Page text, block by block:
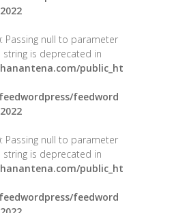
2022
Passing null to parameter
string is deprecated in
public_ht
feedword
2022
Passing null to parameter
string is deprecated in
public_ht
feedword